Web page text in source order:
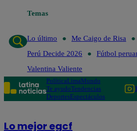
Temas
Lo último
Me Caigo de Risa
Perú Decide 2026
Fútbol
Valentina Valiente
PolíticaLimaMundo
Te ayudoTendencias
DeportesEspectáculos
Lo mejor egcf